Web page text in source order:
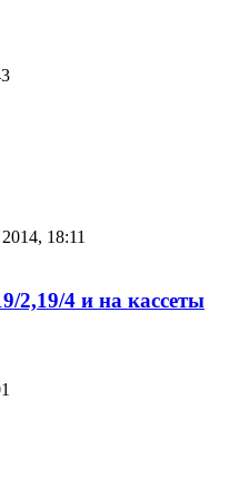
18:11
2,19/4 и на кассеты